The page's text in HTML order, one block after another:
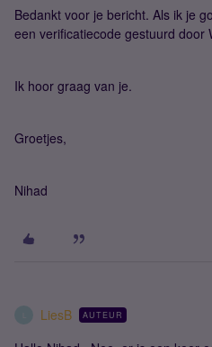
Bedankt voor je bericht. Als ik je
een verificatiecode gestuurd door
Ik hoor graag van je.
Groetjes,
Nihad
LiesB AUTEUR